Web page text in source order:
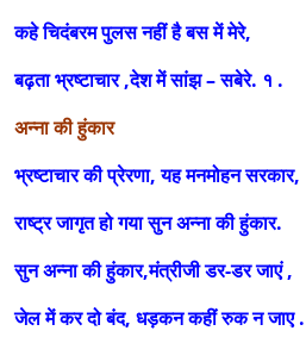
कहे चिदंबरम पुलस नहीं है बस में मेरे,
बढ़ता भ्रष्टाचार ,देश में सांझ – सबेरे. १ .
अन्ना की हुंकार
भ्रष्टाचार की प्रेरणा, यह मनमोहन सरकार,
राष्ट्र जागृत हो गया सुन अन्ना की हुंकार.
सुन अन्ना की हुंकार,मंत्रीजी डर-डर जाएं ,
जेल में कर दो बंद, धड़कन कहीं रुक न जाए .